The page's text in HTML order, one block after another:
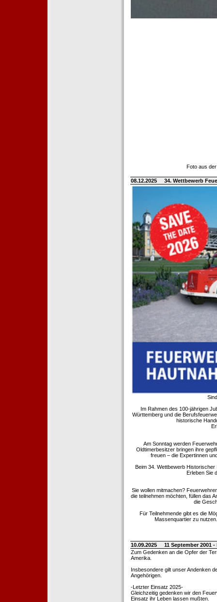
Foto aus
08.12.2025 34. Wettbewerb
Im Rahmen des 100-jährigen
Württemberg und die
historische
Am Sonntag werden
Oldtimerbesitzer bringen ihre
freuen – die Expertinnen
Beim 34. Wettbewerb
Erleben Sie
Sie wollen mitmachen?
die teilnehmen möchten, füllen das
die
Für Teilnehmende gibt es die
Massenquartier zu
10.09.2025
11 September 2001
Zum Gedenken an die Opfer der
Amerika.
Insbesondere gilt unser Andenken
Angehörigen.
-Letzter Einsatz 2025-
Gleichzeitig gedenken wir den
Einsatz ihr Leben lassen mußten.